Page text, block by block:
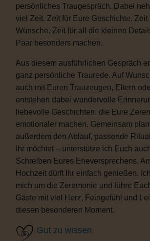
persönliches Traugespräch. Dabei
viel Zeit. Zeit für Eure Geschichte. Zeit
Wünsche. Zeit für all die kleinen
Paar besonders machen.
Aus diesem ausführlichen Gespräch
ganz persönliche Traurede. Auf
auch mit Euren Trauzeugen, Eltern
entstehen dabei wundervolle
liebevolle Geschichten, die Eure
emotionaler machen. Gemeinsam
außerdem den Ablauf, passende
Ihr möchtet – unterstütze ich Euch
Schreiben Eures Eheversprechens.
Hochzeit dürft Ihr einfach genießen.
mich um die Zeremonie und führe
Gäste mit viel Herz, Feingefühl und
diesen besonderen Moment.
Gut zu wissen